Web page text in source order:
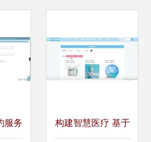
服务 构建智慧医疗 基于